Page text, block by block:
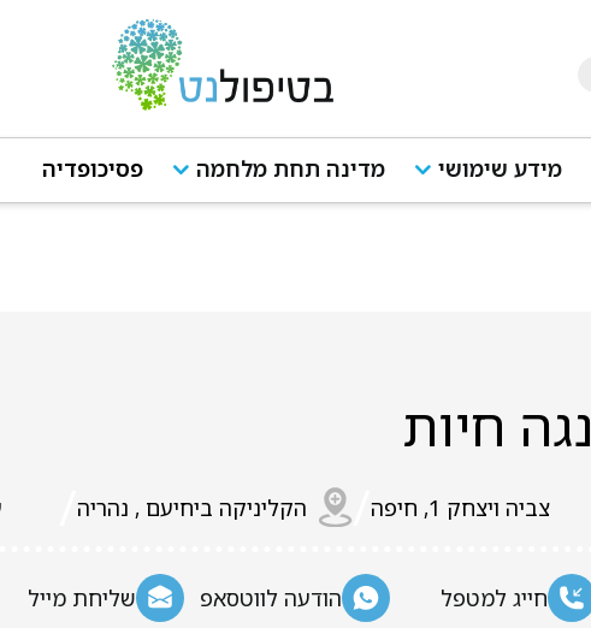
מידע שימושי מדינה תחת מלחמה פסיכופדיה
נגה חיות
צביה ויצחק 1, חיפה הקליניקה ביחיעם , נהריה
חייג למטפל הודעה לווטסאפ שליחת מייל